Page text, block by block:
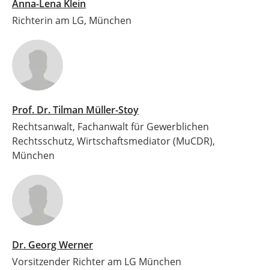
Anna-Lena Klein
Richterin am LG, München
Prof. Dr. Tilman Müller-Stoy
Rechtsanwalt, Fachanwalt für Gewerblichen
Rechtsschutz, Wirtschaftsmediator (MuCDR),
München
Dr. Georg Werner
Vorsitzender Richter am LG München